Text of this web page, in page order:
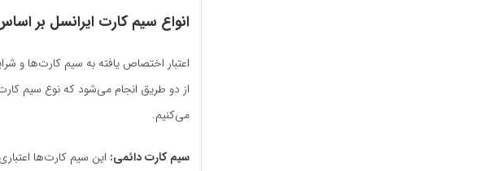
انواع سیم کارت ایرانسل بر
اعتبار اختصاص یافته به سیم کارت‌ها و
از دو طریق انجام می‌شود که نوع سیم
می‌کنیم.
سیم کارت دائمی: این سیم کارت‌ها